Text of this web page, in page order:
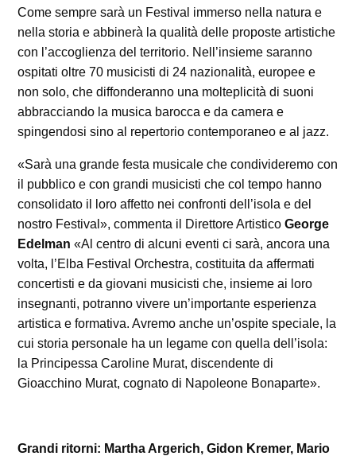
Come sempre sarà un Festival immerso nella natura e
nella storia e abbinerà la qualità delle proposte artistiche
con l’accoglienza del territorio. Nell’insieme saranno
ospitati oltre 70 musicisti di 24 nazionalità, europee e
non solo, che diffonderanno una molteplicità di suoni
abbracciando la musica barocca e da camera e
spingendosi sino al repertorio contemporaneo e al jazz.
«Sarà una grande festa musicale che condivideremo con
il pubblico e con grandi musicisti che col tempo hanno
consolidato il loro affetto nei confronti dell’isola e del
nostro Festival», commenta il Direttore ArtisticoGeorge
Edelman «Al centro di alcuni eventi ci sarà, ancora una
volta, l’Elba Festival Orchestra, costituita da affermati
concertisti e da giovani musicisti che, insieme ai loro
insegnanti, potranno vivere un’importante esperienza
artistica e formativa. Avremo anche un’ospite speciale, la
cui storia personale ha un legame con quella dell’isola:
la Principessa Caroline Murat, discendente di
Gioacchino Murat, cognato di Napoleone Bonaparte».
Grandi ritorni: Martha Argerich, Gidon Kremer, Mario